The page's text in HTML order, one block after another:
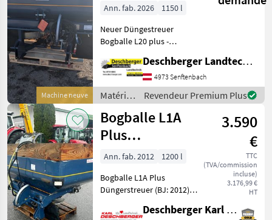
/
Machine neuve
Ann. fab. 2026
1150 l
Neuer Düngestreuer
Bogballe L20 plus -
hydraulische Bedienung -
hydraulische
Trendschaltung - LED
Lichtanlage - E1T
Streuflügelsatz - S-Ind
Deschberger Landtechnik GmbH
4973 Senftenbach
Matériels
de
fertilisation
et
irrigation
/
Revendeur Premium Plus
Bogballe L1A
Plus
Düngerstreuer
3.590
€
TTC
(TVA/commission
incluse)
3.176,99 €
HT
Ann. fab. 2012
1200 l
Bogballe L1A Plus
Düngerstreuer (BJ: 2012)
Gelenkwelle, Beleuchtung
Deschberger Karl Landtechnik GesmbH & Co KG